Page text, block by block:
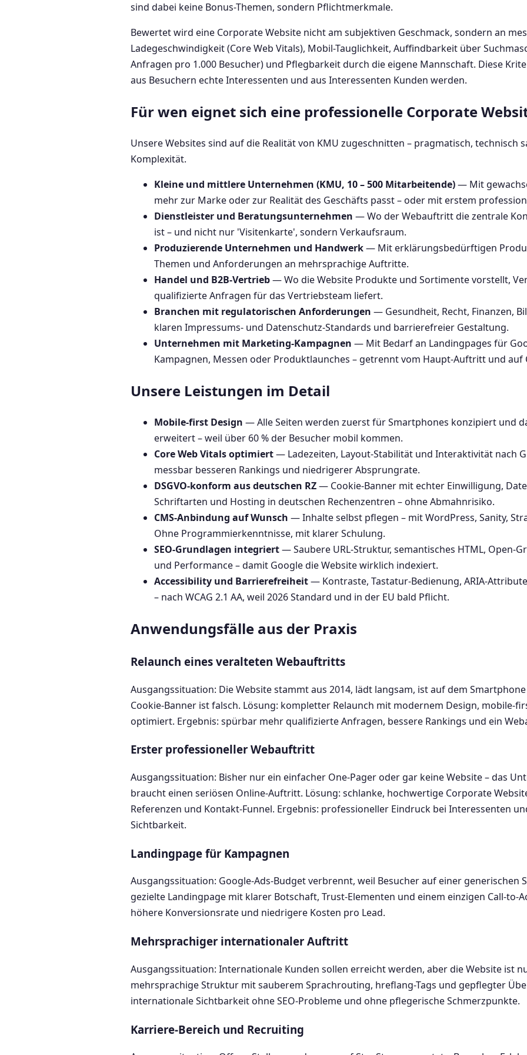
sind dabei keine Bonus-Themen, sondern Pflichtmerkmale.
Bewertet wird eine Corporate Website nicht am subjektiven Geschmack, sondern an
Ladegeschwindigkeit (Core Web Vitals), Mobil-Tauglichkeit, Auffindbarkeit über
Anfragen pro 1.000 Besucher) und Pflegbarkeit durch die eigene Mannschaft. Diese
aus Besuchern echte Interessenten und aus Interessenten Kunden werden.
Für wen eignet sich eine professionelle Corporate
Unsere Websites sind auf die Realität von KMU zugeschnitten – pragmatisch, technisch
Komplexität.
Kleine und mittlere Unternehmen (KMU, 10 – 500 Mitarbeitende)— Mit
mehr zur Marke oder zur Realität des Geschäfts passt – oder mit erstem
Dienstleister und Beratungsunternehmen — Wo der Webauftritt die zentrale
ist – und nicht nur 'Visitenkarte', sondern Verkaufsraum.
Produzierende Unternehmen und Handwerk— Mit erklärungsbedürftigen
Themen und Anforderungen an mehrsprachige Auftritte.
Handel und B2B-Vertrieb— Wo die Website Produkte und Sortimente vorstellt,
qualifizierte Anfragen für das Vertriebsteam liefert.
Branchen mit regulatorischen Anforderungen — Gesundheit, Recht, Finanzen,
klaren Impressums- und Datenschutz-Standards und barrierefreier Gestaltung.
Unternehmen mit Marketing-Kampagnen — Mit Bedarf an Landingpages für
Kampagnen, Messen oder Produktlaunches – getrennt vom Haupt-Auftritt und
Unsere Leistungen im Detail
Mobile-first Design — Alle Seiten werden zuerst für Smartphones konzipiert und
erweitert – weil über 60 % der Besucher mobil kommen.
Core Web Vitals optimiert— Ladezeiten, Layout-Stabilität und Interaktivität nach
messbar besseren Rankings und niedrigerer Absprungrate.
DSGVO-konform aus deutschen RZ— Cookie-Banner mit echter Einwilligung,
Schriftarten und Hosting in deutschen Rechenzentren – ohne Abmahnrisiko.
CMS-Anbindung auf Wunsch — Inhalte selbst pflegen – mit WordPress, Sanity,
Ohne Programmierkenntnisse, mit klarer Schulung.
SEO-Grundlagen integriert— Saubere URL-Struktur, semantisches HTML, Open-
und Performance – damit Google die Website wirklich indexiert.
Accessibility und Barrierefreiheit— Kontraste, Tastatur-Bedienung, ARIA-
– nach WCAG 2.1 AA, weil 2026 Standard und in der EU bald Pflicht.
Anwendungsfälle aus der Praxis
Relaunch eines veralteten Webauftritts
Ausgangssituation: Die Website stammt aus 2014, lädt langsam, ist auf dem
Cookie-Banner ist falsch. Lösung: kompletter Relaunch mit modernem Design, mobile-
optimiert. Ergebnis: spürbar mehr qualifizierte Anfragen, bessere Rankings und ein
Erster professioneller Webauftritt
Ausgangssituation: Bisher nur ein einfacher One-Pager oder gar keine Website – das
braucht einen seriösen Online-Auftritt. Lösung: schlanke, hochwertige Corporate
Referenzen und Kontakt-Funnel. Ergebnis: professioneller Eindruck bei Interessenten
Sichtbarkeit.
Landingpage für Kampagnen
Ausgangssituation: Google-Ads-Budget verbrennt, weil Besucher auf einer generischen
gezielte Landingpage mit klarer Botschaft, Trust-Elementen und einem einzigen Call-to-
höhere Konversionsrate und niedrigere Kosten pro Lead.
Mehrsprachiger internationaler Auftritt
Ausgangssituation: Internationale Kunden sollen erreicht werden, aber die Website ist
mehrsprachige Struktur mit sauberem Sprachrouting, hreflang-Tags und gepflegter
internationale Sichtbarkeit ohne SEO-Probleme und ohne pflegerische Schmerzpunkte.
Karriere-Bereich und Recruiting